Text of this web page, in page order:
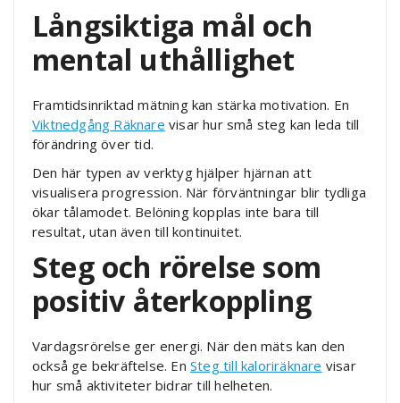
Långsiktiga mål och
mental uthållighet
Framtidsinriktad mätning kan stärka motivation. En
Viktnedgång Räknare visar hur små steg kan leda till
förändring över tid.
Den här typen av verktyg hjälper hjärnan att
visualisera progression. När förväntningar blir tydliga
ökar tålamodet. Belöning kopplas inte bara till
resultat, utan även till kontinuitet.
Steg och rörelse som
positiv återkoppling
Vardagsrörelse ger energi. När den mäts kan den
också ge bekräftelse. En Steg till kaloriräknare visar
hur små aktiviteter bidrar till helheten.